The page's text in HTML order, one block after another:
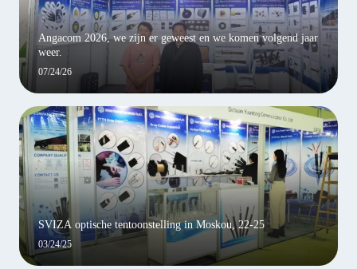
Angacom 2026, we zijn er geweest en we komen volgend jaar
weer.
07/24/26
SVIZA optische tentoonstelling in Moskou, 22-25
03/24/25